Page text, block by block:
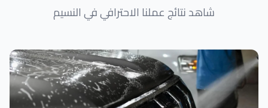
شاهد نتائج عملنا الاحترافي في النسيم